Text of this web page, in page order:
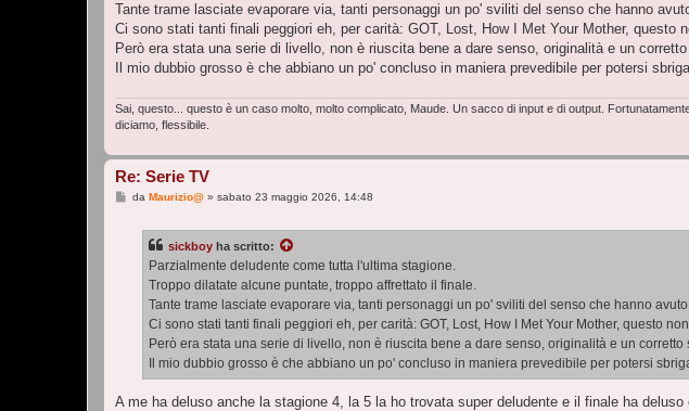
Tante trame lasciate evaporare via, tanti personaggi un po' sviliti del senso che hanno
Ci sono stati tanti finali peggiori eh, per carità: GOT, Lost, How I Met Your Mother, questo
Però era stata una serie di livello, non è riuscita bene a dare senso, originalità e un
Il mio dubbio grosso è che abbiano un po' concluso in maniera prevedibile per potersi
Sai, questo... questo è un caso molto, molto complicato, Maude. Un sacco di input e di output.
diciamo, flessibile.
Re: Serie TV
Mda Maurizio@» sabato 23 maggio 2026, 14:48
sickboy ha scritto:
Parzialmente deludente come tutta l'ultima stagione.
Troppo dilatate alcune puntate, troppo affrettato il finale.
Tante trame lasciate evaporare via, tanti personaggi un po' sviliti del senso che hanno avuto
Ci sono stati tanti finali peggiori eh, per carità: GOT, Lost, How I Met Your Mother, questo
Però era stata una serie di livello, non è riuscita bene a dare senso, originalità e un corretto
Il mio dubbio grosso è che abbiano un po' concluso in maniera prevedibile per potersi
A me ha deluso anche la stagione 4, la 5 la ho trovata super deludente e il finale ha